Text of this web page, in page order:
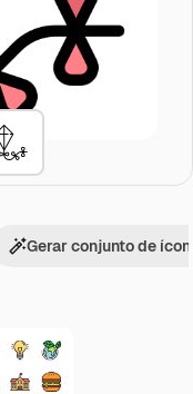
Gerar conjunto de